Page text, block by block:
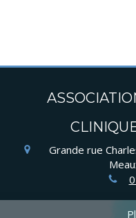
Grande rue